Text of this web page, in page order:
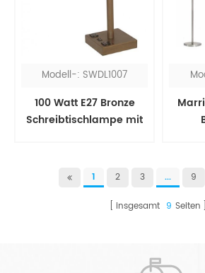
Modell-: SWDL1007
100 Watt E27 Bronze
Schreibtischlampe mit
1 2 3 ... 9
insgesamt 9 Seiten